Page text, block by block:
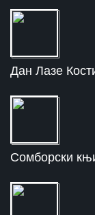
Дан Лазе
Сомборски